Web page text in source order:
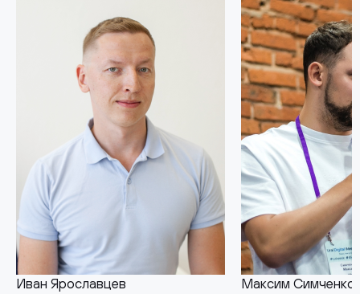
Иван Ярославцев Максим Симченко